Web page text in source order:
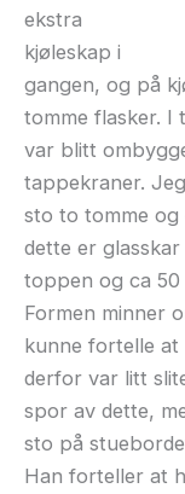
ekstra
kjøleskap i
gangen, og på
tomme flasker. I
var blitt
tappekraner.
sto to tomme
dette er
toppen og ca 50
Formen minner
kunne fortelle at
derfor var litt
spor av dette,
sto på
Han forteller at